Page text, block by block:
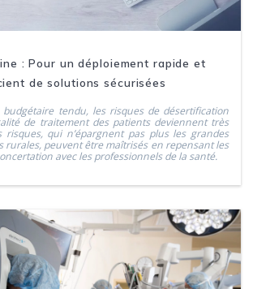
: Pour un déploiement rapide et
de solutions sécurisées
tendu, les risques de désertification
de traitement des patients deviennent très
risques, qui n’épargnent pas plus les grandes
rurales, peuvent être maîtrisés en repensant les
avec les professionnels de la santé.